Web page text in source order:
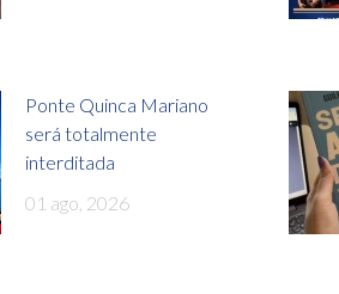
Ponte Quinca Mariano
será totalmente
interditada
01 ago, 2026